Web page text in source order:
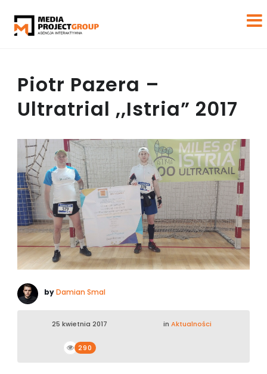
Piotr Pazera –
Ultratrial ,,Istria” 2017
byDamian Smal
25 kwietnia 2017 in Aktualności
290